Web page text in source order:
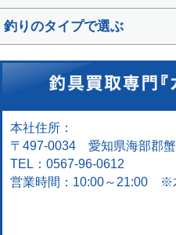
釣りのタイプで選ぶ
本社住所：
〒497-0034 愛知県海部郡
TEL：0567-96-0612
営業時間：10:00～21:00 ※